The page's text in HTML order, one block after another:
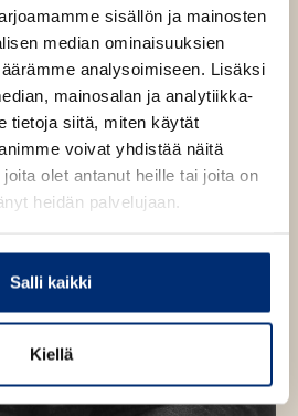
sisällön ja mainosten
median ominaisuuksien
analysoimiseen. Lisäksi
mainosalan ja analytiikka-
tietoja siitä, miten käytät
voivat yhdistää näitä
olet antanut heille tai joita on
heidän palvelujaan.
Salli kaikki
Kiellä